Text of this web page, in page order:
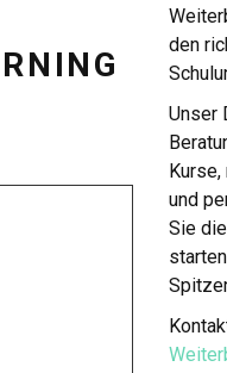
den
Unser
und
Sie